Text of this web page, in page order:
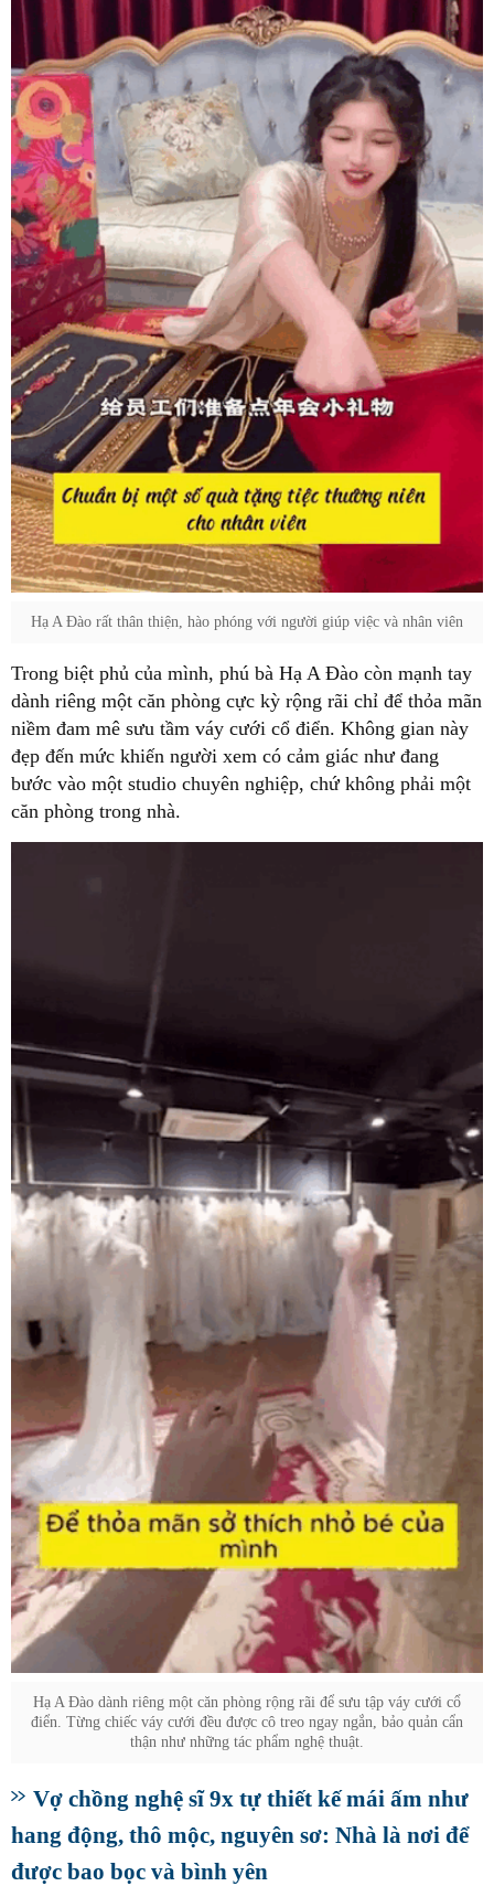
Hạ A Đào rất thân thiện, hào phóng với người giúp việc và nhân viên
Trong biệt phủ của mình, phú bà Hạ A Đào còn mạnh tay
dành riêng một căn phòng cực kỳ rộng rãi chỉ để thỏa mãn
niềm đam mê sưu tầm váy cưới cổ điển. Không gian này
đẹp đến mức khiến người xem có cảm giác như đang
bước vào một studio chuyên nghiệp, chứ không phải một
căn phòng trong nhà.
Hạ A Đào dành riêng một căn phòng rộng rãi để sưu tập váy cưới cổ
điển. Từng chiếc váy cưới đều được cô treo ngay ngắn, bảo quản cẩn
thận như những tác phẩm nghệ thuật.
Vợ chồng nghệ sĩ 9x tự thiết kế mái ấm như
hang động, thô mộc, nguyên sơ: Nhà là nơi để
được bao bọc và bình yên